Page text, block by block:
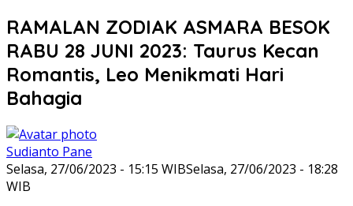
RAMALAN ZODIAK ASMARA BESOK
RABU 28 JUNI 2023: Taurus Kecan
Romantis, Leo Menikmati Hari
Bahagia
Sudianto Pane
Selasa, 27/06/2023 - 15:15 WIBSelasa, 27/06/2023 - 18:28
WIB